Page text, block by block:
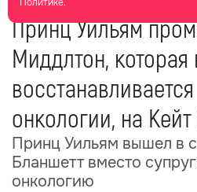
20 июня 2025
Принц Уильям
Миддлтон,
онкологии, на
Принц Уильям вышел в
Бланшетт вместо
онкологию